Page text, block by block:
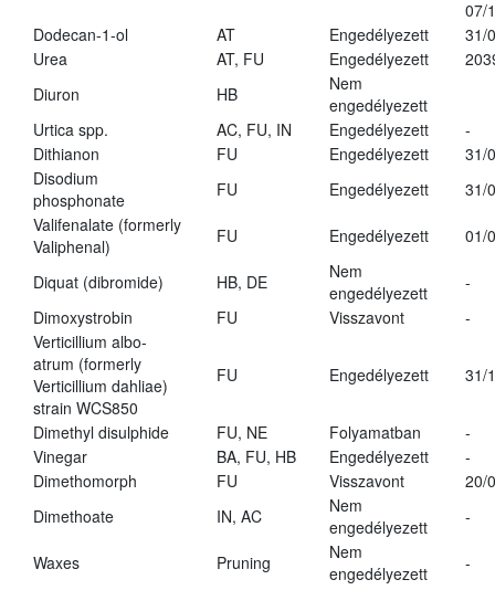
07/
Dodecan-1-ol
AT Engedélyezett
31/
Urea
AT, FU Engedélyezett
Diuron
HB
Nem
engedélyezett
Urtica spp.
AC, FU, IN Engedélyezett
-
Dithianon
FU Engedélyezett
31/
Disodium
phosphonate
FU Engedélyezett
31/
Valifenalate (formerly
Valiphenal)
FU Engedélyezett 01/
Diquat (dibromide) HB, DE
Nem
engedélyezett
-
Dimoxystrobin
FU Visszavont
-
Verticillium albo-
atrum (formerly
Verticillium dahliae)
strain WCS850
FU Engedélyezett 31/
Dimethyl disulphide FU, NE Folyamatban
-
Vinegar
BA, FU, HB Engedélyezett
-
Dimethomorph
FU Visszavont
20/
Dimethoate
IN, AC
Nem
engedélyezett
-
Waxes Pruning
Nem
engedélyezett
-